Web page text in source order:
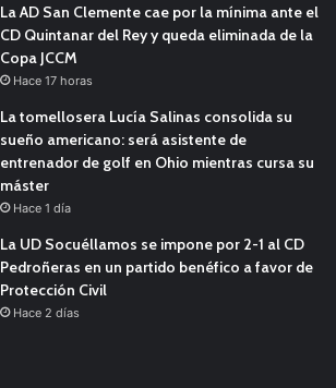
La AD San Clemente cae por la mínima ante el
CD Quintanar del Rey y queda eliminada de la
Copa JCCM
Hace 17 horas
La tomellosera Lucía Salinas consolida su
sueño americano: será asistente de
entrenador de golf en Ohio mientras cursa su
máster
Hace 1 día
La UD Socuéllamos se impone por 2-1 al CD
Pedroñeras en un partido benéfico a favor de
Protección Civil
Hace 2 días